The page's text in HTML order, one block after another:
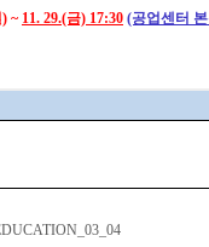
~ 11. 29.(금) 17:30 (공업센터